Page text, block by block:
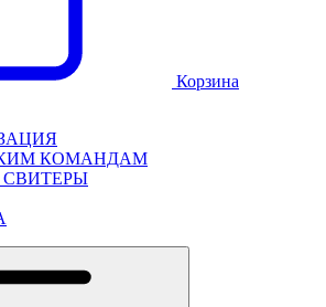
Корзина
КОМАНДАМ